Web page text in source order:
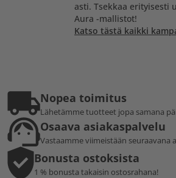
asti. Tsekkaa erityisesti
Aura -mallistot!
Katso tästä kaikki
Nopea toimitus
Lähetämme tuotteet jopa samana
Osaava asiakaspalvelu
Vastaamme viimeistään seuraavana
Bonusta ostoksista
1 % bonusta takaisin ostosrahana!